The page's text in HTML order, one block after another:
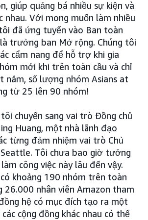
giúp quảng bá nhiều sự kiện và
nhau. Với mong muốn làm nhiều
đã ứng tuyển vào Ban toàn
trưởng ban Mở rộng. Chúng tôi
cẩm nang để hỗ trợ khi gia
mới khi trên toàn cầu và chỉ
năm, số lượng nhóm Asians at
từ 25 lên 90 nhóm!
chuyển sang vai trò Đồng chủ
Huang, một nhà lãnh đạo
từng đảm nhiệm vai trò Chủ
Tôi chưa bao giờ tưởng
công việc này lâu đến vậy.
khoảng 190 nhóm trên toàn
26.000 nhân viên Amazon tham
hệ có mục đích tạo ra một
cộng đồng khác nhau có thể